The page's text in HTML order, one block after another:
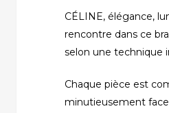
CÉLINE, élégance,
rencontre dans ce
selon une technique
Chaque pièce est
minutieusement